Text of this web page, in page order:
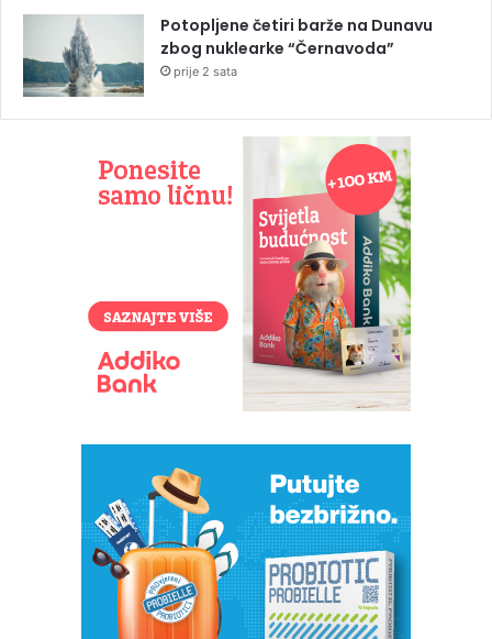
Potopljene četiri barže na Dunavu
zbog nuklearke “Černavoda”
prije 2 sata